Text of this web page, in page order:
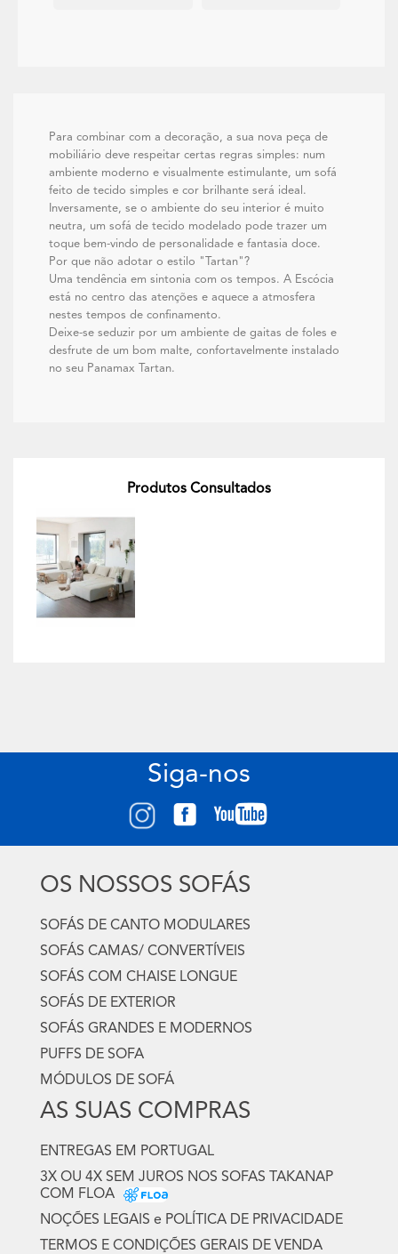
Para combinar com a decoração, a sua nova peça de
mobiliário deve respeitar certas regras simples: num
ambiente moderno e visualmente estimulante, um sofá
feito de tecido simples e cor brilhante será ideal.
Inversamente, se o ambiente do seu interior é muito
neutra, um sofá de tecido modelado pode trazer um
toque bem-vindo de personalidade e fantasia doce.
Por que não adotar o estilo "Tartan"?
Uma tendência em sintonia com os tempos. A Escócia
está no centro das atenções e aquece a atmosfera
nestes tempos de confinamento.
Deixe-se seduzir por um ambiente de gaitas de foles e
desfrute de um bom malte, confortavelmente instalado
no seu Panamax Tartan.
Produtos Consultados
Siga-nos
OS NOSSOS SOFÁS
SOFÁS DE CANTO MODULARES
SOFÁS CAMAS/ CONVERTÍVEIS
SOFÁS COM CHAISE LONGUE
SOFÁS DE EXTERIOR
SOFÁS GRANDES E MODERNOS
PUFFS DE SOFA
MÓDULOS DE SOFÁ
AS SUAS COMPRAS
ENTREGAS EM PORTUGAL
3X OU 4X SEM JUROS NOS SOFAS TAKANAP
COM FLOA
NOÇÕES LEGAIS e POLÍTICA DE PRIVACIDADE
TERMOS E CONDIÇÕES GERAIS DE VENDA